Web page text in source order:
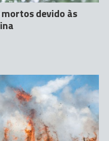
devido às